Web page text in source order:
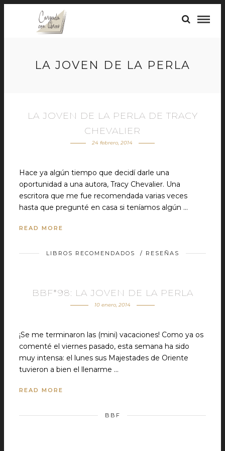
LA JOVEN DE LA PERLA
LA JOVEN DE LA PERLA DE TRACY
CHEVALIER
24 febrero, 2014
Hace ya algún tiempo que decidí darle una
oportunidad a una autora, Tracy Chevalier. Una
escritora que me fue recomendada varias veces
hasta que pregunté en casa si teníamos algún …
READ MORE
LIBROS RECOMENDADOS / RESEÑAS
BBF*98: LA JOVEN DE LA PERLA
10 enero, 2014
¡Se me terminaron las (mini) vacaciones! Como ya os
comenté el viernes pasado, esta semana ha sido
muy intensa: el lunes sus Majestades de Oriente
tuvieron a bien el llenarme …
READ MORE
BBF